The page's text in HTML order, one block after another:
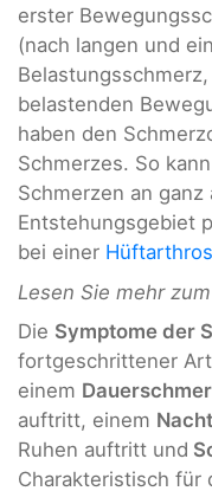
erster
(nach langen und
belastenden
haben den
Schmerzes. So
Schmerzen an
Entstehungsgebiet
bei einer
Lesen Sie mehr
Die Symptome der
fortgeschrittener
einem
auftritt, einem
Ruhen auftritt und
Charakteristisch für